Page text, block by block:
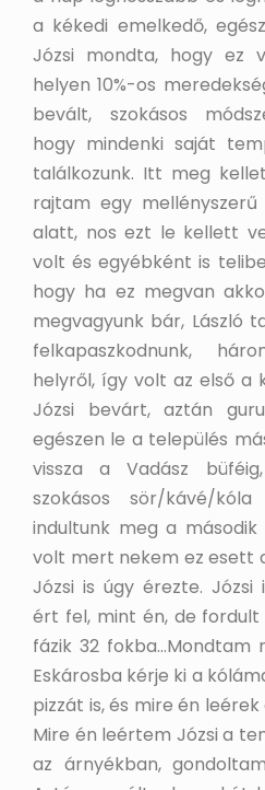
a kékedi emelkedő,
Józsi mondta, hogy ez
helyen 10%-os
bevált, szokásos
hogy mindenki saját
találkozunk. Itt meg
rajtam egy
alatt, nos ezt le kellett
volt és egyébként is
hogy ha ez megvan
megvagyunk bár, László
felkapaszkodnunk,
helyről, így volt az első a
Józsi bevárt, aztán
egészen le a település
vissza a Vadász
szokásos sör/kávé/kóla
indultunk meg a
volt mert nekem ez esett
Józsi is úgy érezte.
ért fel, mint én, de
fázik 32 fokba…Mondtam
Eskárosba kérje ki a
pizzát is, és mire én
Mire én leértem Józsi a
az árnyékban,